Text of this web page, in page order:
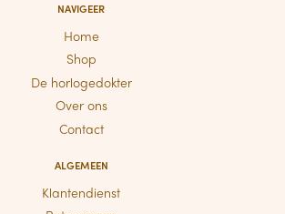
NAVIGEER
Home
Shop
De horlogedokter
Over ons
Contact
ALGEMEEN
Klantendienst